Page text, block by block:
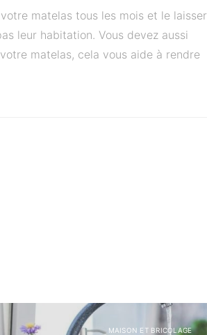
matelas tous les mois et le laisser
leur habitation. Vous devez aussi
matelas, cela vous aide à rendre
MAISON ET BRICOLAGE